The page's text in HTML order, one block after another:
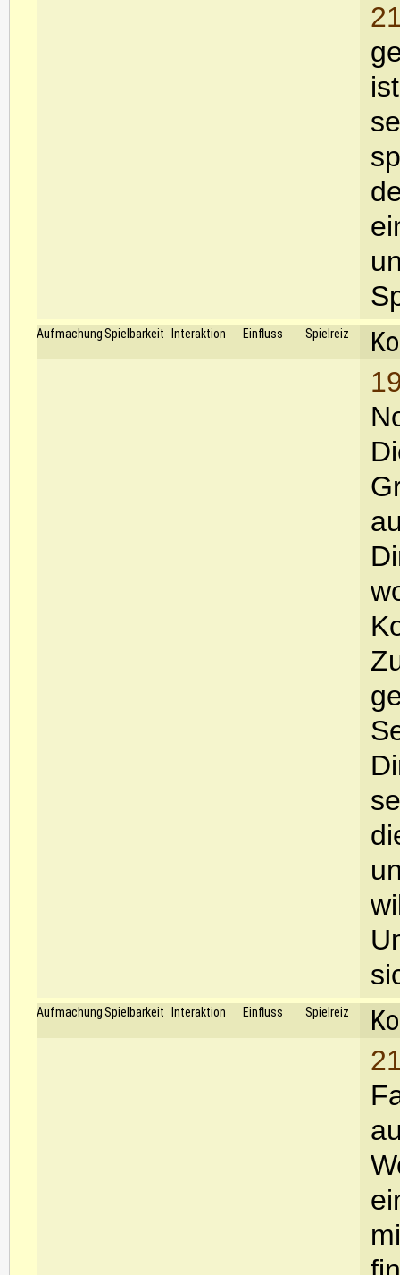
Aufmachung Spielbarkeit Interaktion Einfluss Spielreiz
Aufmachung Spielbarkeit Interaktion Einfluss Spielreiz